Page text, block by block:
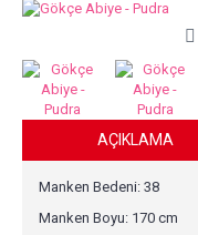
AÇIKLAMA
Manken Bedeni: 38
Manken Boyu: 170 cm